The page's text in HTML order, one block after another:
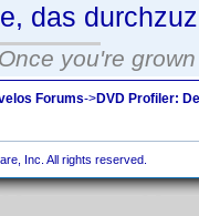
das
Once you're
Forums->DVD Profiler:
Inc. All rights reserved.